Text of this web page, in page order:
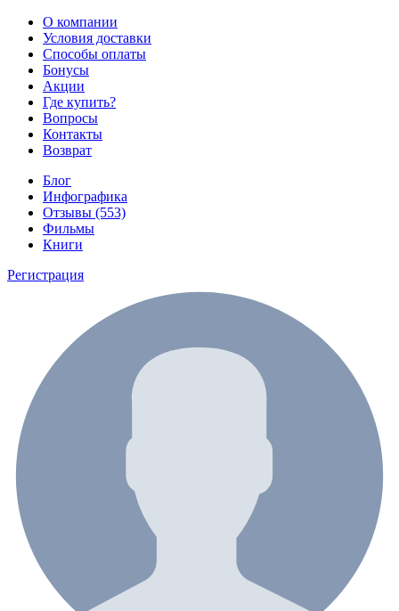
О компании
Условия доставки
Способы оплаты
Бонусы
Акции
Где купить?
Вопросы
Контакты
Возврат
Блог
Инфографика
Отзывы (553)
Фильмы
Книги
Регистрация